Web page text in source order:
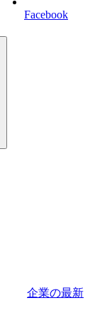
Facebook
企業の最新